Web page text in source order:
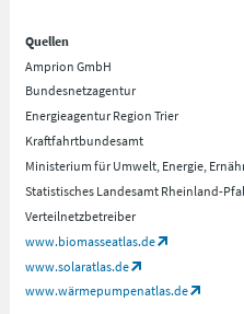
Quellen
Amprion GmbH
Bundesnetzagentur
Energieagentur Region Trier
Kraftfahrtbundesamt
Ministerium für Umwelt, Energie,
Statistisches Landesamt Rheinland-
Verteilnetzbetreiber
www.biomasseatlas.de
www.solaratlas.de
www.wärmepumpenatlas.de